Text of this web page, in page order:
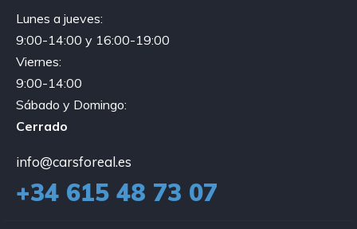
Lunes a jueves:
9:00-14:00 y 16:00-19:00
Viernes:
9:00-14:00
Sábado y Domingo:
Cerrado
info@carsforeal.es
+34 615 48 73 07